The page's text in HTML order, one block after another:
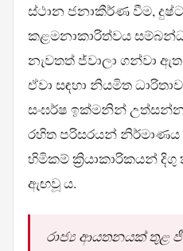
ස්ථාන ජනාකීර්ණ වීම,
කළමනාකාරිත්වය
නැවතත් ජ්වාලා ගන්වා
ඒවා සඳහා නියමිත
සංඝර්ෂ ඉක්මනින් උත්සන්න
රහිත පරිසරයන්
හිමිකම් ක්‍රියාකාරිකයන්
ඇඟවූ ය.
රාජ්‍ය ආයතනයක් තුළ